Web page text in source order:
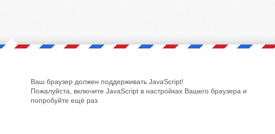
Ваш браузер должен поддерживать JavaScript!
Пожалуйста, включите JavaScript в настройках Вашего браузера и
попробуйте ещё раз